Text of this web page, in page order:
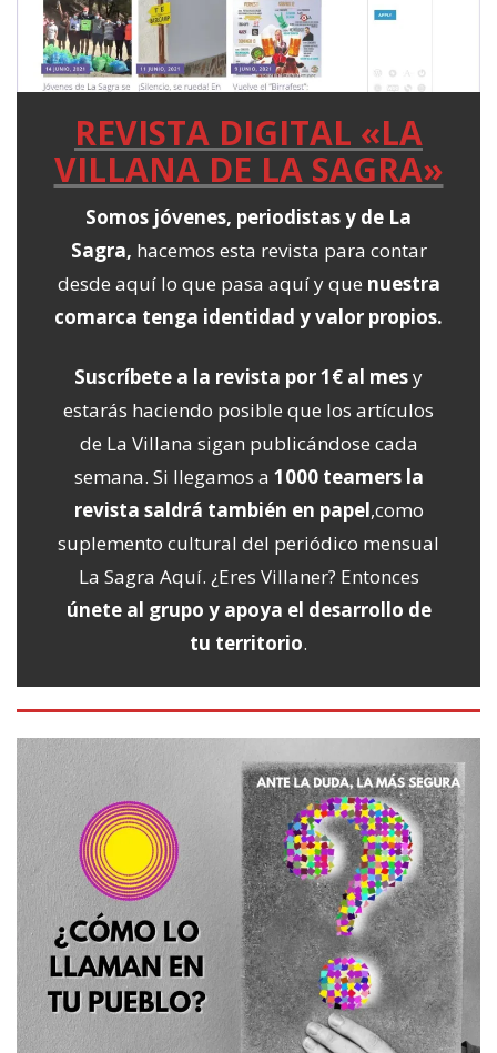
REVISTA DIGITAL «LA
VILLANA DE LA SAGRA»
Somos jóvenes, periodistas y de La
Sagra, hacemos esta revista para contar
desde aquí lo que pasa aquí y que nuestra
comarca tenga identidad y valor propios.
Suscríbete a la revista por 1€ al mesy
estarás haciendo posible que los artículos
de La Villana sigan publicándose cada
semana. Si llegamos a 1000 teamers la
revista saldrá también en papel,como
suplemento cultural del periódico mensual
La Sagra Aquí. ¿Eres Villaner? Entonces
únete al grupo y apoya el desarrollo de
tu territorio.